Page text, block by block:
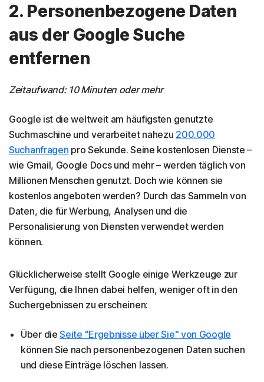
2. Personenbezogene Daten
aus der Google Suche
entfernen
Zeitaufwand: 10 Minuten oder mehr
Google ist die weltweit am häufigsten genutzte
Suchmaschine und verarbeitet nahezu 200.000
Suchanfragen pro Sekunde. Seine kostenlosen Dienste –
wie Gmail, Google Docs und mehr – werden täglich von
Millionen Menschen genutzt. Doch wie können sie
kostenlos angeboten werden? Durch das Sammeln von
Daten, die für Werbung, Analysen und die
Personalisierung von Diensten verwendet werden
können.
Glücklicherweise stellt Google einige Werkzeuge zur
Verfügung, die Ihnen dabei helfen, weniger oft in den
Suchergebnissen zu erscheinen:
Über dieSeite "Ergebnisse über Sie" von Google
können Sie nach personenbezogenen Daten suchen
und diese Einträge löschen lassen.